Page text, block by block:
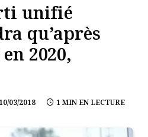
unifié
qu’après
2020,
10/03/2018 1 MIN EN LECTURE